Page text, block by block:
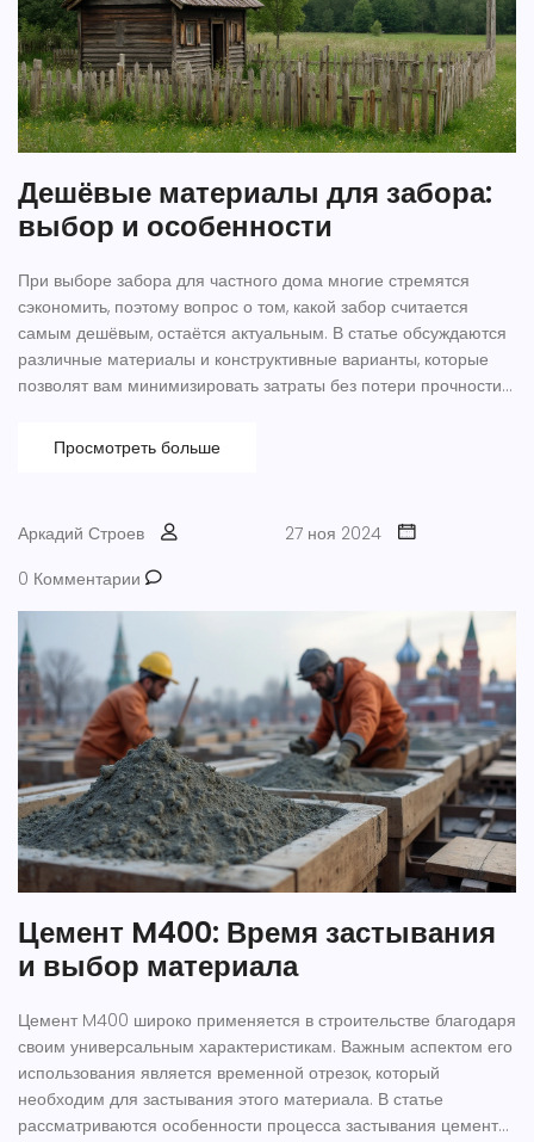
Дешёвые материалы для забора:
выбор и особенности
При выборе забора для частного дома многие стремятся
сэкономить, поэтому вопрос о том, какой забор считается
самым дешёвым, остаётся актуальным. В статье обсуждаются
различные материалы и конструктивные варианты, которые
позволят вам минимизировать затраты без потери прочности и
из доступных решений и предоставим практические советы
для удачного выбора. Будут рассмотрены заборы из сетки-
варианты. В статье даны полезные рекомендации для
бюджетного и качественного строительства забора.
Просмотреть больше
Аркадий Строев
27 ноя 2024
0 Комментарии
Цемент M400: Время застывания
и выбор материала
Цемент M400 широко применяется в строительстве благодаря
своим универсальным характеристикам. Важным аспектом его
использования является временной отрезок, который
необходим для застывания этого материала. В статье
рассматриваются особенности процесса застывания цемента